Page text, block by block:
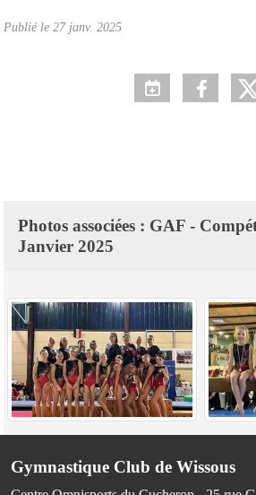
Publié le 27 janv. 2025
Photos associées : GAF -
Janvier 2025
Gymnastique Club de Wissous